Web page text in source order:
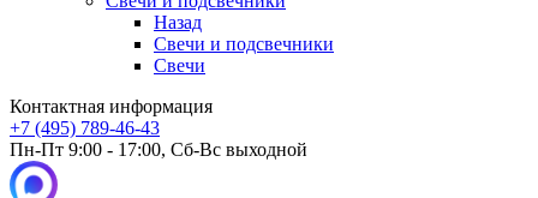
Назад
Свечи и подсвечники
Свечи
Контактная информация
+7 (495) 789-46-43
Пн-Пт 9:00 - 17:00, Сб-Вс выходной